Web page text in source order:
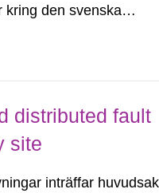
kring den svenska
distributed fault
site
inträffar